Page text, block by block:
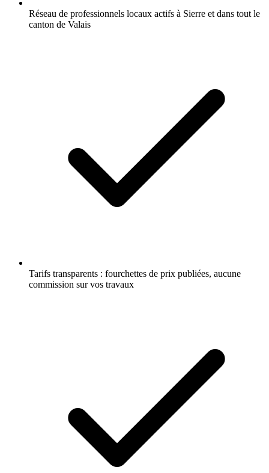
Réseau de professionnels locaux actifs à Sierre et dans tout le
canton de Valais
Tarifs transparents : fourchettes de prix publiées, aucune
commission sur vos travaux